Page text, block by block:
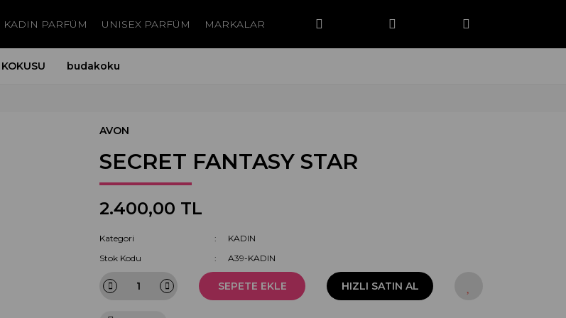
KADIN PARFÜM UNISEX PARFÜM MARKALAR
budakoku
AVON
SECRET FANTASY STAR
2.400,00 TL
Kategori
KADIN
Stok Kodu
A39-KADIN
SEPETE EKLE HIZLI SATIN AL